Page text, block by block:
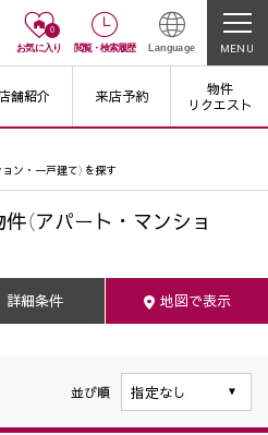
0
お気に入り 閲覧・ 検索履歴 Language MENU
舗紹介 来店予約
物件
リクエスト
ン・一戸建て）を探す
詳細条件 地図で表示
（アパート・マンショ
並び順